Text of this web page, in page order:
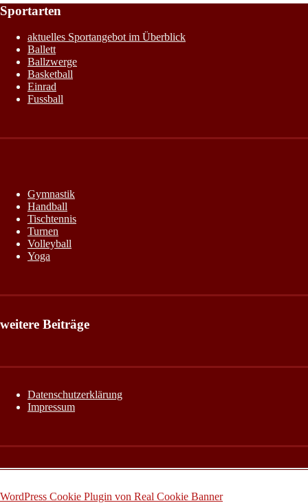
Sportarten
aktuelles Sportangebot im Überblick
Ballett
Ballzwerge
Basketball
Einrad
Fussball
Gymnastik
Handball
Tischtennis
Turnen
Volleyball
Yoga
weitere Beiträge
Datenschutzerklärung
Impressum
WordPress Cookie Plugin von Real Cookie Banner